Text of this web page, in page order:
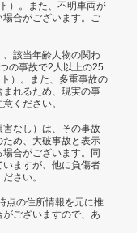
）。また、不明車両が
合がございます。ご
、該当年齢人物の関わ
の事故で2人以上の25
）。また、多重事故の
れるため、現実の事
ください。
害なし）は、その事故
め、大破事故と表示
合がございます。同
ますが、他に負傷者
さい。
点の住所情報を元に推
ございますので、あ